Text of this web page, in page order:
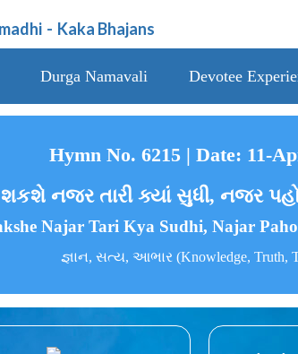
- Kaka Bhajans
Durga Namavali Devotee
Hymn No. 6215 | Date: 11-
નજર તારી ક્યાં સુધી, નજર
Najar Tari Kya Sudhi, Najar
જ્ઞાન, સત્ય, આભાર (Knowledge, Truth,